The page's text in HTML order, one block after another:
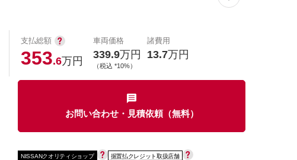
支払総額
353.6万円
車両価格
339.9万円
（税込 *10%）
諸費用
13.7万円
お問い合わせ・見積依頼（無料）
NISSANクオリティショップ
据置払クレジット取扱店舗